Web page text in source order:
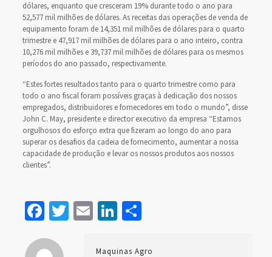
dólares, enquanto que cresceram 19% durante todo o ano para
52,577 mil milhões de dólares. As receitas das operações de venda de
equipamento foram de 14,351 mil milhões de dólares para o quarto
trimestre e 47,917 mil milhões de dólares para o ano inteiro, contra
10,276 mil milhões e 39,737 mil milhões de dólares para os mesmos
períodos do ano passado, respectivamente.
“Estes fortes resultados tanto para o quarto trimestre como para
todo o ano fiscal foram possíveis graças à dedicação dos nossos
empregados, distribuidores e fornecedores em todo o mundo”, disse
John C. May, presidente e director executivo da empresa “Estamos
orgulhosos do esforço extra que fizeram ao longo do ano para
superar os desafios da cadeia de fornecimento, aumentar a nossa
capacidade de produção e levar os nossos produtos aos nossos
clientes”.
Facebook
Twitter
EmailLinkedIn
Share
Maquinas Agro